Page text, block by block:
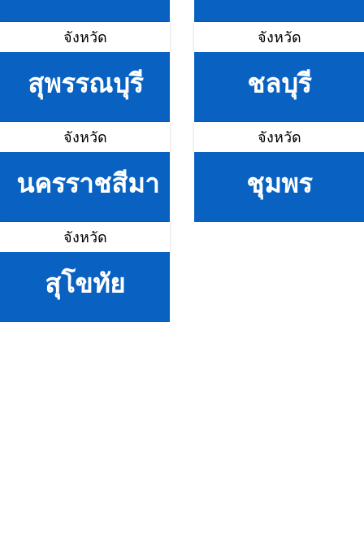
จังหวัด
สุพรรณบุรี
จังหวัด
ชลบุรี
จังหวัด
นครราชสีมา
จังหวัด
ชุมพร
จังหวัด
สุโขทัย